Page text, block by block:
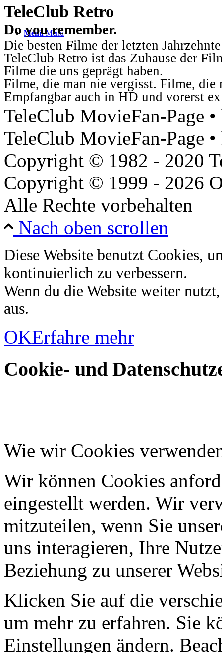
Menü Menü
TeleClub Retro
Do you remember.
Die besten Filme der letzten
TeleClub Retro ist das Zuhause der
Filme die uns geprägt haben.
Filme, die man nie vergisst. Filme, die
Empfangbar auch in HD und vorerst
TeleClub MovieFan-Page
TeleClub MovieFan-Page
Copyright © 1982 - 2020
Copyright © 1999 - 2026
Alle Rechte vorbehalten
Nach oben scrollen
Diese Website benutzt Cookies,
kontinuierlich zu verbessern.
Wenn du die Website weiter
aus.
OKErfahre mehr
Cookie- und
Wie wir Cookies
Wir können Cookies
eingestellt werden. Wir
mitzuteilen, wenn Sie
uns interagieren, Ihre
Beziehung zu unserer
Klicken Sie auf die
um mehr zu erfahren. Sie
Einstellungen ändern.